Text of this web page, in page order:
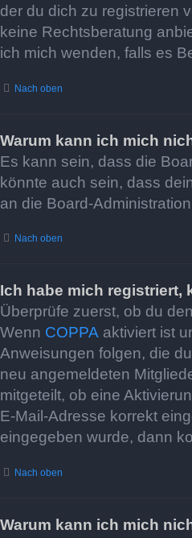
der du dich zu registrieren
keine Rechtsberatung
ich mich wenden, falls es
Nach oben
Warum kann ich mich
Es kann sein, dass die
könnte auch sein, dass
an die Board-
Nach oben
Ich habe mich registriert,
Überprüfe zuerst, ob du
Wenn COPPA aktiviert ist
Anweisungen folgen, die
neu angemeldeten
mitgeteilt, ob eine
E-Mail-Adresse korrekt
eingegeben wurde, dann
Nach oben
Warum kann ich mich